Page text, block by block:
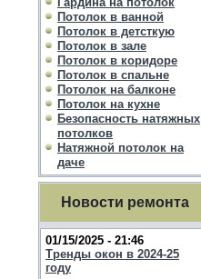
Потолок в ванной
Потолок в детсткую
Потолок в зале
Потолок в коридоре
Потолок в спальне
Потолок на балконе
Потолок на кухне
Безопасность натяжных
потолков
Натяжной потолок на
даче
Новости ремонта
01/15/2025 - 21:46
Тренды окон в 2024-25
году